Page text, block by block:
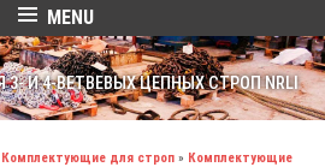
MENU
И 4-ВЕТВЕВЫХ ЦЕПНЫХ СТРОП NRLI
Комплектующие для строп » Комплектующие